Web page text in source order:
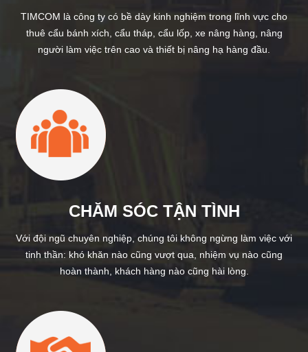
TIMCOM là công ty có bề dày kinh nghiệm trong lĩnh vực cho
thuê cẩu bánh xích, cẩu tháp, cẩu lốp, xe nâng hàng, nâng
người làm việc trên cao và thiết bị nâng hạ hàng đầu.
CHĂM SÓC TẬN TÌNH
Với đội ngũ chuyên nghiệp, chúng tôi không ngừng làm việc với
tinh thần: khó khăn nào cũng vượt qua, nhiệm vụ nào cũng
hoàn thành, khách hàng nào cũng hài lòng.